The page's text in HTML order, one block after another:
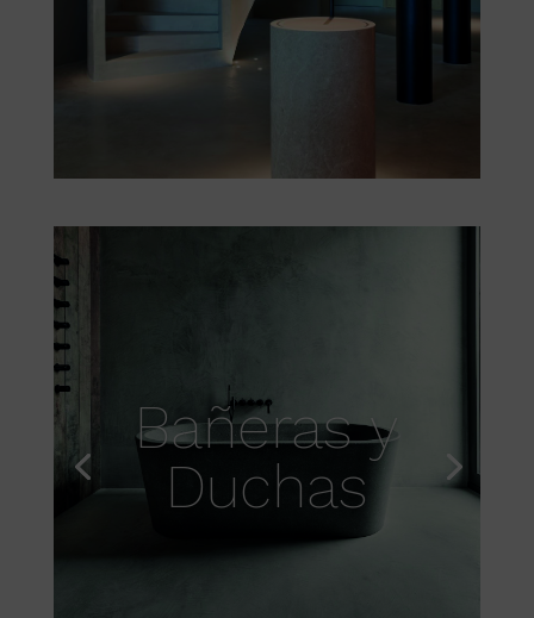
Bañeras y
Duchas